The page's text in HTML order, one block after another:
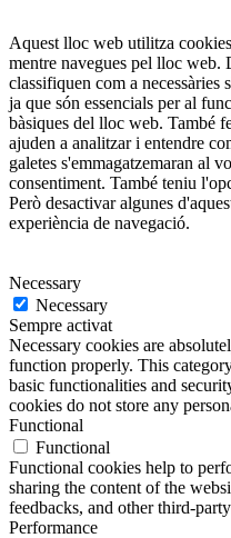
Aquest lloc web utilitza
mentre navegues pel lloc web.
classifiquen com a necessàries
ja que són essencials per al
bàsiques del lloc web. També
ajuden a analitzar i entendre
galetes s'emmagatzemaran al
consentiment. També teniu
Però desactivar algunes
experiència de navegació.
Necessary
Necessary
Sempre activat
Necessary cookies are
function properly. This
basic functionalities and
cookies do not store any
Functional
Functional
Functional cookies help to
sharing the content of the
feedbacks, and other third-
Performance